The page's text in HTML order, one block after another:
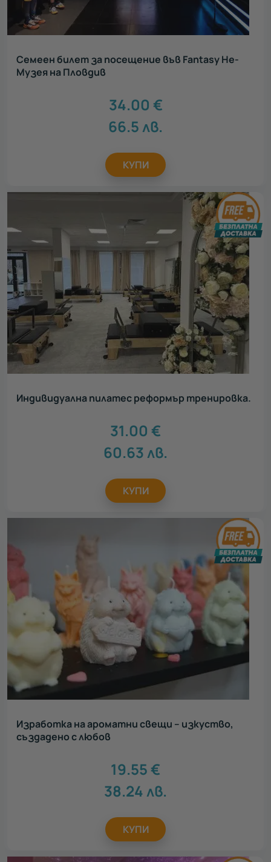
Семеен билет за посещение във Fantasy Не-
Музея на Пловдив
34.00 €
66.5лв.
КУПИ
Индивидуална пилатес реформър тренировка.
31.00 €
60.63лв.
КУПИ
Изработка на ароматни свещи – изкуство,
създадено с любов
19.55€
38.24лв.
КУПИ